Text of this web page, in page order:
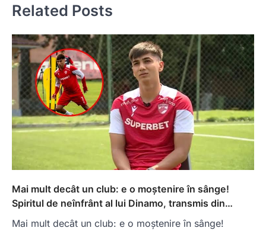
Related Posts
Mai mult decât un club: e o moștenire în sânge!
Spiritul de neînfrânt al lui Dinamo, transmis din…
Mai mult decât un club: e o moștenire în sânge!